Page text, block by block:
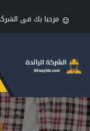
مرحبا بك فى